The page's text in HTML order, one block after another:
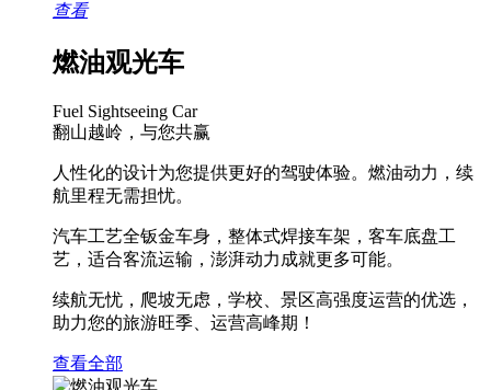
查看
燃油观光车
Fuel Sightseeing Car
翻山越岭，与您共赢
人性化的设计为您提供更好的驾驶体验。燃油动力，续
航里程无需担忧。
汽车工艺全钣金车身，整体式焊接车架，客车底盘工
艺，适合客流运输，澎湃动力成就更多可能。
续航无忧，爬坡无虑，学校、景区高强度运营的优选，
助力您的旅游旺季、运营高峰期！
查看全部